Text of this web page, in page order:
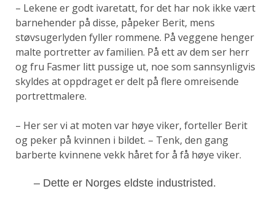
– Lekene er godt ivaretatt, for det har nok ikke vært
barnehender på disse, påpeker Berit, mens
støvsugerlyden fyller rommene. På veggene henger
malte portretter av familien. På ett av dem ser herr
og fru Fasmer litt pussige ut, noe som sannsynligvis
skyldes at oppdraget er delt på flere omreisende
portrettmalere.
– Her ser vi at moten var høye viker, forteller Berit
og peker på kvinnen i bildet. – Tenk, den gang
barberte kvinnene vekk håret for å få høye viker.
– Dette er Norges eldste industristed.